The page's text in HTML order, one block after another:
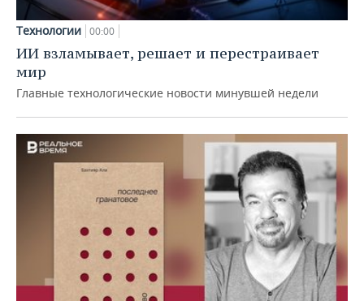
Технологии 00:00
ИИ взламывает, решает и перестраивает
мир
Главные технологические новости минувшей недели